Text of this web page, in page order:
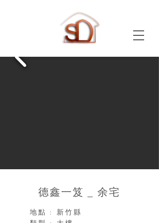
​德鑫一笈 _ 余宅
地點 : 新竹縣